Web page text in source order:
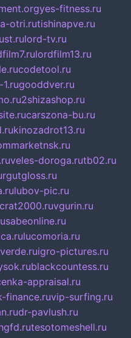
yes-fitness.ru
otri.rutishinapve.ru
lord-tv.ru
lordfilm13.ru
codetool.ru
gooddver.ru
2shizashop.ru
carszona-bu.ru
kinozadrot13.ru
veles-doroga.rutb02.ru
lubov-pic.ru
vgurin.ru
sabeonline.ru
lucomoria.ru
igro-pictures.ru
blackcountess.ru
appraisal.ru
finance.ruvip-surfing.ru
dr-pavlush.ru
tesotomeshell.ru